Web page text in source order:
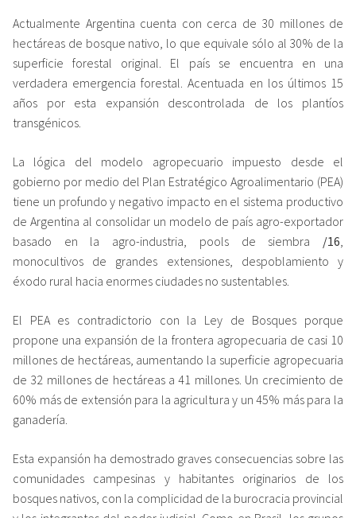
Actualmente Argentina cuenta con cerca de 30 millones de
hectáreas de bosque nativo, lo que equivale sólo al 30% de la
superficie forestal original. El país se encuentra en una
verdadera emergencia forestal. Acentuada en los últimos 15
años por esta expansión descontrolada de los plantíos
transgénicos.
La lógica del modelo agropecuario impuesto desde el
gobierno por medio del Plan Estratégico Agroalimentario (PEA)
tiene un profundo y negativo impacto en el sistema productivo
de Argentina al consolidar un modelo de país agro-exportador
basado en la agro-industria, pools de siembra /16
monocultivos de grandes extensiones, despoblamiento y
éxodo rural hacia enormes ciudades no sustentables.
El PEA es contradictorio con la Ley de Bosques porque
propone una expansión de la frontera agropecuaria de casi 10
millones de hectáreas, aumentando la superficie agropecuaria
de 32 millones de hectáreas a 41 millones. Un crecimiento de
60% más de extensión para la agricultura y un 45% más para la
ganadería.
Esta expansión ha demostrado graves consecuencias sobre las
comunidades campesinas y habitantes originarios de los
bosques nativos, con la complicidad de la burocracia provincial